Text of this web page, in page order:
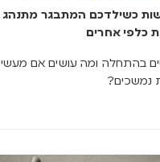
כשילדכם המתבגר מתנהג
כלפי אחרים
בהתחלה ומה עושים אם מעשי
נמשכים?